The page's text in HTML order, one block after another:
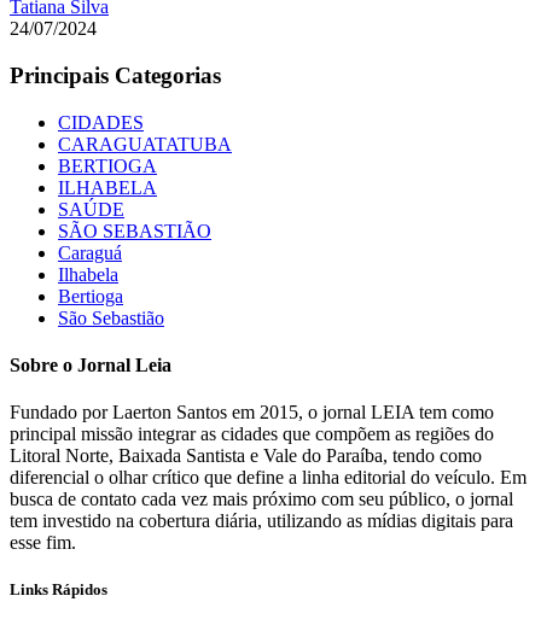
Tatiana Silva
24/07/2024
Principais Categorias
CIDADES
CARAGUATATUBA
BERTIOGA
ILHABELA
SAÚDE
SÃO SEBASTIÃO
Caraguá
Ilhabela
Bertioga
São Sebastião
Sobre o Jornal Leia
Fundado por Laerton Santos em 2015, o jornal LEIA tem como
principal missão integrar as cidades que compõem as regiões do
Litoral Norte, Baixada Santista e Vale do Paraíba, tendo como
diferencial o olhar crítico que define a linha editorial do veículo. Em
busca de contato cada vez mais próximo com seu público, o jornal
tem investido na cobertura diária, utilizando as mídias digitais para
esse fim.
Links Rápidos